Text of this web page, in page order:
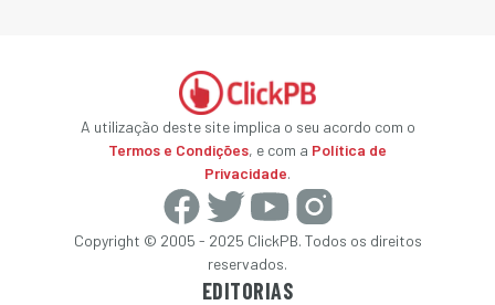
A utilização deste site implica o seu acordo com o
Termos e Condições, e com a Política de
Privacidade.
Copyright © 2005 - 2025 ClickPB. Todos os direitos
reservados.
EDITORIAS